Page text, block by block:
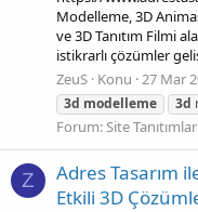
Modelleme, 3D
ve 3D Tanıtım Filmi
istikrarlı çözümler
ZeuS Konu 27 Mar
3d modelleme 3d
Forum:Site
Z
Adres Tasarım
Etkili 3D